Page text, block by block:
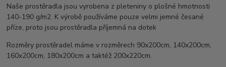
Naše prostěradla jsou vyrobena z pleteniny o plošné hmotnosti
140-190 g/m2. K výrobě používáme pouze velmi jemné česané
příze, proto jsou prostěradla příjemná na dotek
Rozměry prostěradel máme v rozměrech 90x200cm, 140x200cm,
160x200cm, 180x200cm a taktéž 200x220cm.